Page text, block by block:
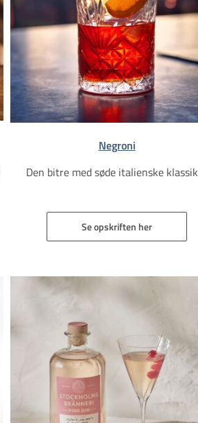
Negroni
Den bitre med søde italienske
Se opskriften her